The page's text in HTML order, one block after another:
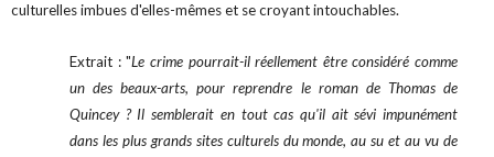
culturelles imbues d'elles-mêmes et se croyant intouchables.
Extrait : "Le crime pourrait-il réellement être considéré comme
un des beaux-arts, pour reprendre le roman de Thomas de
Quincey ? Il semblerait en tout cas qu'il ait sévi impunément
dans les plus grands sites culturels du monde, au su et au vu de